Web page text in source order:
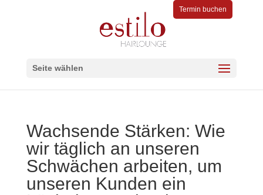
Termin buchen
Seite wählen
Wachsende Stärken: Wie
wir täglich an unseren
Schwächen arbeiten, um
unseren Kunden ein